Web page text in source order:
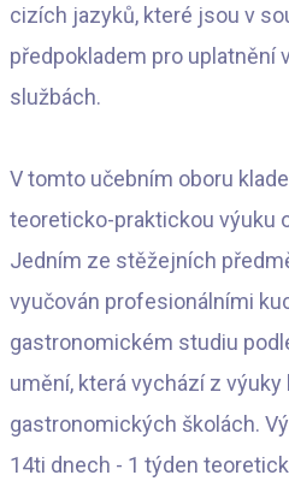
cizích jazyků, které jsou v
předpokladem pro uplatnění
službách.
V tomto učebním oboru
teoreticko-praktickou výuku
Jedním ze stěžejních
vyučován profesionálními
gastronomickém studiu
umění, která vychází z
gastronomických školách.
14ti dnech - 1 týden